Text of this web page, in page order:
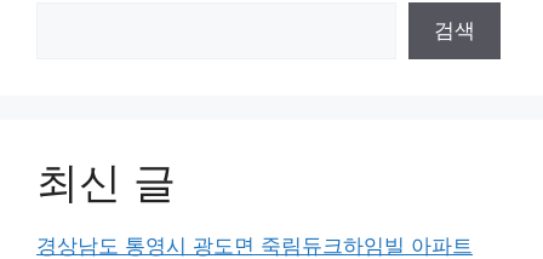
검색
최신 글
경상남도 통영시 광도면 죽림듀크하임빌 아파트